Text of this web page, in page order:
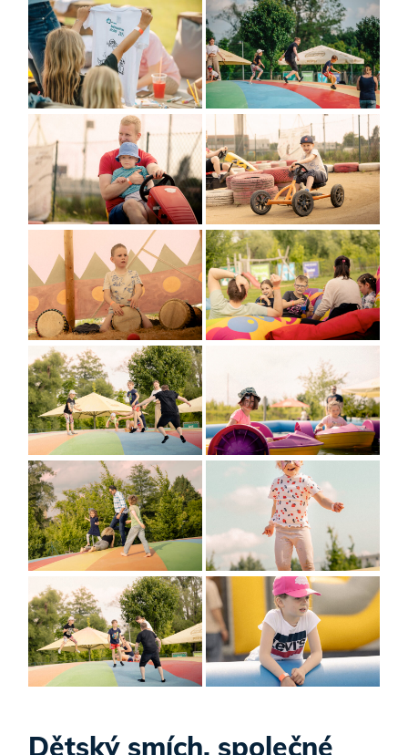
Dětský smích, společné